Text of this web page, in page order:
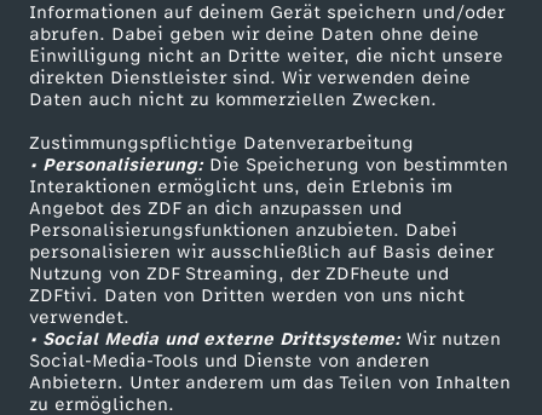
Informationen auf deinem Gerät speichern und/oder
abrufen. Dabei geben wir deine Daten ohne deine
Einwilligung nicht an Dritte weiter, die nicht unsere
direkten Dienstleister sind. Wir verwenden deine
Daten auch nicht zu kommerziellen Zwecken.
Zustimmungspflichtige Datenverarbeitung
• Personalisierung:Die Speicherung von bestimmten
Interaktionen ermöglicht uns, dein Erlebnis im
Angebot des ZDF an dich anzupassen und
Personalisierungsfunktionen anzubieten. Dabei
personalisieren wir ausschließlich auf Basis deiner
Nutzung von ZDF Streaming, der ZDFheute und
ZDFtivi. Daten von Dritten werden von uns nicht
verwendet.
• Social Media und externe Drittsysteme:Wir nutzen
Social-Media-Tools und Dienste von anderen
Anbietern. Unter anderem um das Teilen von Inhalten
zu ermöglichen.
a
r
e
s
f
ü
r
ZDF-Apps
Smart TV
ZDFtext
Livestreams
Sendungen A-Z
TV-Programm
ZDFmitreden
Kontakt zum ZDF
Tickets
Zuschauerservice
Hilfe
ZDF Unternehmen
Karriere